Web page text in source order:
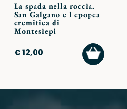
La spada nella roccia.
San Galgano e l'epopea
eremitica di
Montesiepi
€ 12,00
AGGIUNGI
AL
CARRELLO